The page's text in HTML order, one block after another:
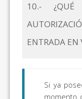
10.- ¿QUÉ
ENTRADA EN
Si ya
momento